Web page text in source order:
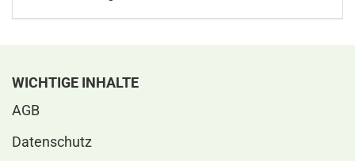
WICHTIGE INHALTE
AGB
Datenschutz